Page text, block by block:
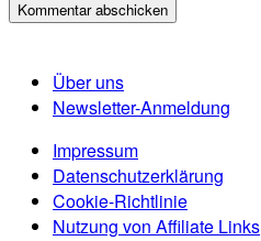
Über uns
Newsletter-Anmeldung
Impressum
Datenschutzerklärung
Cookie-Richtlinie
Nutzung von Affiliate Links